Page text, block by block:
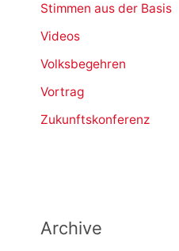
Stimmen aus der Basis
Videos
Volksbegehren
Vortrag
Zukunftskonferenz
Archive